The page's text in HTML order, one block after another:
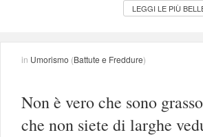
LEGGI LE PIÙ
in Umorismo (Battute e Freddure)
Non è vero che sono
che non siete di larghe